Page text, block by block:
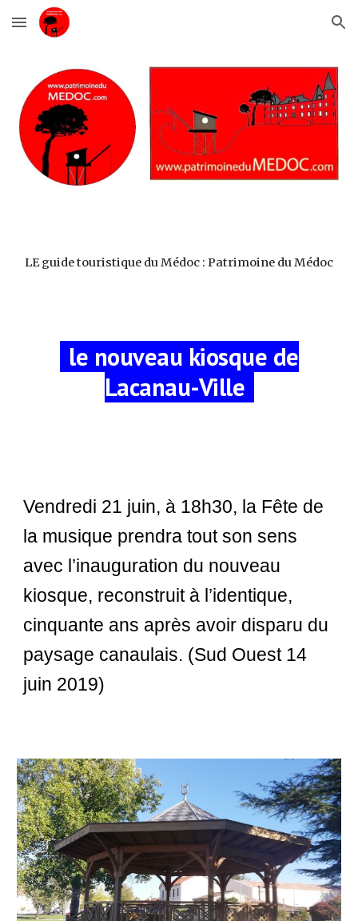
Skip to main content Skip to navigation
LE guide touristique du Médoc : Patrimoine du Médoc
le nouveau kiosque de
Lacanau-Ville
Vendredi 21 juin, à 18h30, la Fête de
la musique prendra tout son sens
avec l’inauguration du nouveau
kiosque, reconstruit à l’identique,
cinquante ans après avoir disparu du
paysage canaulais. (Sud Ouest 14
juin 2019)